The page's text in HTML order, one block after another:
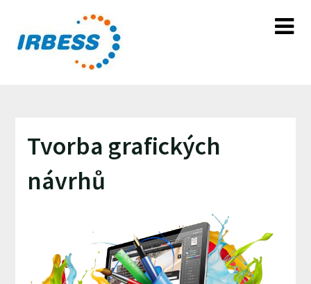
content
Tvorba grafických
návrhů